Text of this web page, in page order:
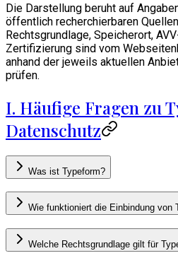
Die Darstellung beruht auf
öffentlich recherchierbaren
Rechtsgrundlage, Speicherort,
Zertifizierung sind vom
anhand der jeweils aktuellen
prüfen.
I. Häufige Fragen zu
Datenschutz
Was ist Typeform?
Wie funktioniert die Einbindung von
Welche Rechtsgrundlage gilt für